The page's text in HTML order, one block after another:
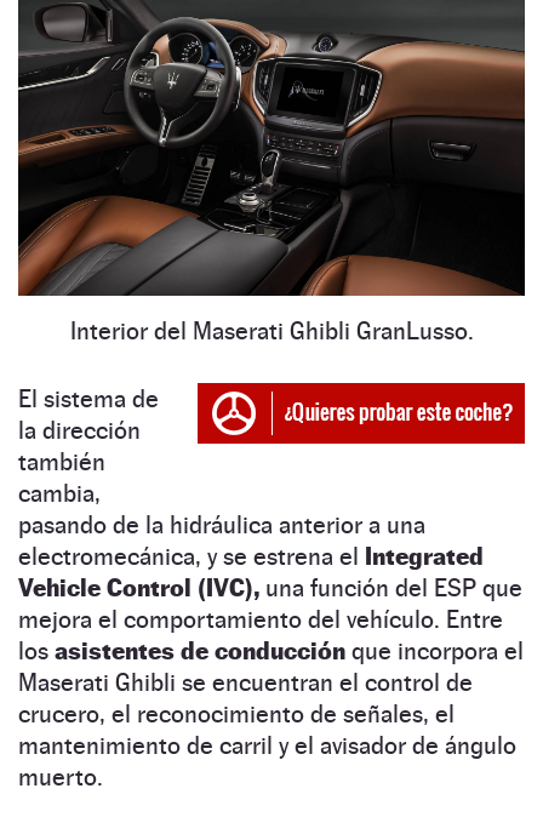
Interior del Maserati Ghibli GranLusso.
El sistema de
la dirección
también
cambia,
pasando de la hidráulica anterior a una
electromecánica, y se estrena el Integrated
Vehicle Control (IVC), una función del ESP que
mejora el comportamiento del vehículo. Entre
los asistentes de conducción que incorpora el
Maserati Ghibli se encuentran el control de
crucero, el reconocimiento de señales, el
mantenimiento de carril y el avisador de ángulo
muerto.